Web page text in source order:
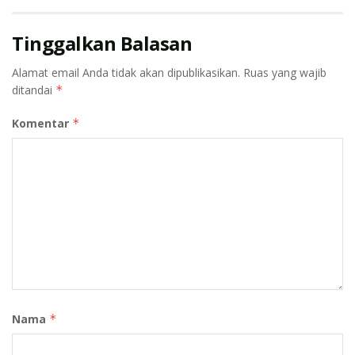
Tags: BPOM Ecoton
Lembaga Pemerhati Lingkungan
Microplastik
Tinggalkan Balasan
Alamat email Anda tidak akan dipublikasikan. Ruas yang wajib
ditandai *
Komentar *
Nama *